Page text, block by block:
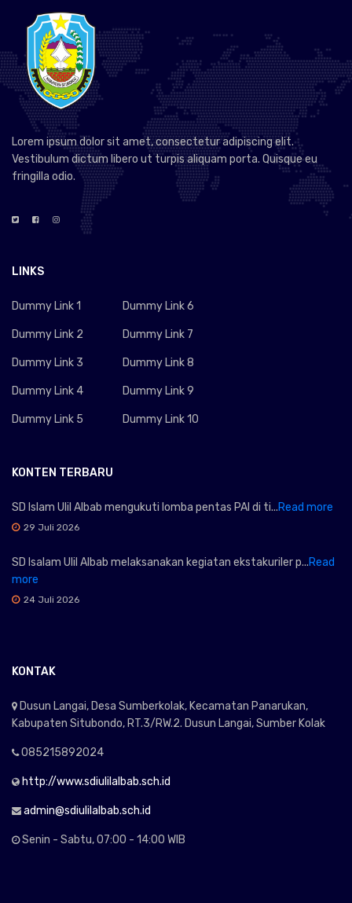
Lorem ipsum dolor sit amet, consectetur adipiscing elit.
Vestibulum dictum libero ut turpis aliquam porta. Quisque eu
fringilla odio.
LINKS
Dummy Link 1
Dummy Link 2
Dummy Link 3
Dummy Link 4
Dummy Link 5
Dummy Link 6
Dummy Link 7
Dummy Link 8
Dummy Link 9
Dummy Link 10
KONTEN TERBARU
SD Islam Ulil Albab mengukuti lomba pentas PAI di ti...Read more
29 Juli 2026
SD Isalam Ulil Albab melaksanakan kegiatan ekstakuriler p...Read
more
24 Juli 2026
KONTAK
Dusun Langai, Desa Sumberkolak, Kecamatan Panarukan,
Kabupaten Situbondo, RT.3/RW.2. Dusun Langai, Sumber Kolak
085215892024
http://www.sdiulilalbab.sch.id
admin@sdiulilalbab.sch.id
Senin - Sabtu, 07:00 - 14:00 WIB